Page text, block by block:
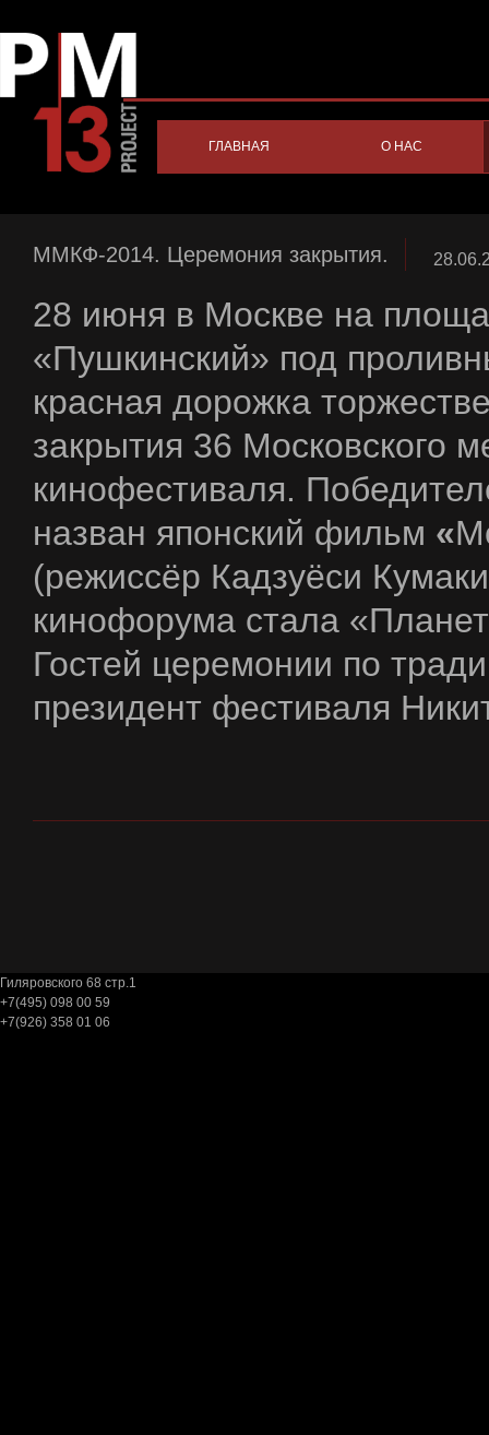
ГЛАВНАЯ О НАС
ММКФ-2014. Церемония закрытия.
28 июня в Москве на
«Пушкинский» под
красная дорожка
закрытия 36 Московского
кинофестиваля.
назван японский фильм «
(режиссёр Кадзуёси
кинофорума стала
Гостей церемонии по
президент фестиваля
Гиляровского 68 cтр.1
+7(495) 098 00 59
+7(926) 358 01 06